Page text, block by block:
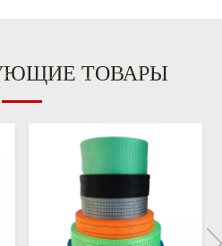
ТОВАРЫ